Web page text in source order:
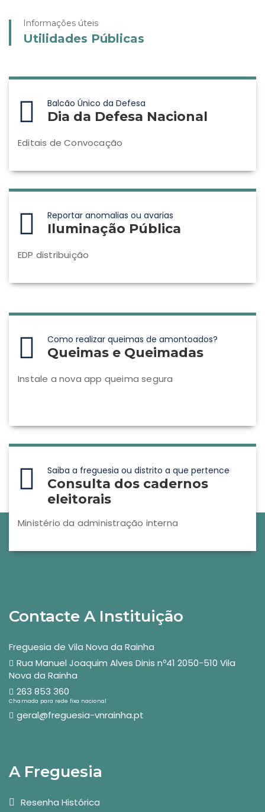
Informações úteis
Utilidades Públicas
Balcão Único da Defesa
Dia da Defesa Nacional
Editais de Convocação
Reportar anomalias ou avarias
Iluminação Pública
EDP distribuição
Como realizar queimas de amontoados?
Queimas e Queimadas
Instale a nova app queima segura
Saiba a freguesia ou distrito a que pertence
Consulta dos cadernos
eleitorais
Ministério da administração interna
Contacte A Instituição
Freguesia de Vila Nova da Rainha
Rua Manuel Joaquim Alves Dinis nº41 2050-510 Vila
Nova da Rainha
263 853 360
Chamada para rede fixa nacional
geral@freguesia-vnrainha.pt
A Freguesia
Resenha Histórica